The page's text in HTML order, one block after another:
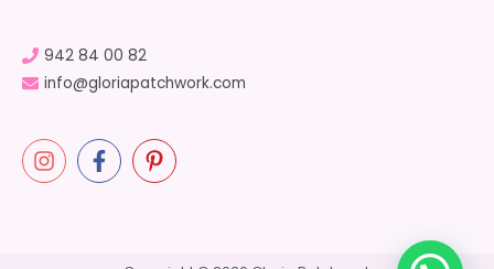
942 84 00 82
info@gloriapatchwork.com